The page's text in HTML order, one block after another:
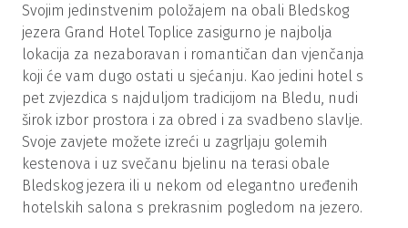
Svojim jedinstvenim položajem na obali Bledskog
jezera Grand Hotel Toplice zasigurno je najbolja
lokacija za nezaboravan i romantičan dan vjenčanja
koji će vam dugo ostati u sjećanju. Kao jedini hotel s
pet zvjezdica s najduljom tradicijom na Bledu, nudi
širok izbor prostora i za obred i za svadbeno slavlje.
Svoje zavjete možete izreći u zagrljaju golemih
kestenova i uz svečanu bjelinu na terasi obale
Bledskog jezera ili u nekom od elegantno uređenih
hotelskih salona s prekrasnim pogledom na jezero.